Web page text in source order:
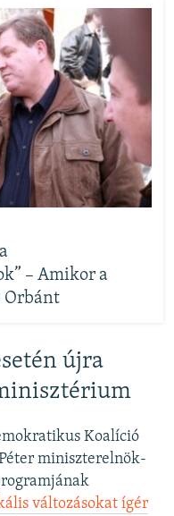
– Amikor a
Orbánt
újra
Koalíció
miniszterelnök-
változásokat ígér